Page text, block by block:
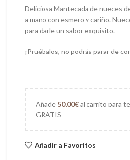
Deliciosa Mantecada de nueces
a mano con esmero y cariño.
para darle un sabor exquisito.
¡Pruébalos, no podrás parar de
Añade 50,00€al carrito para
GRATIS
Añadir a Favoritos